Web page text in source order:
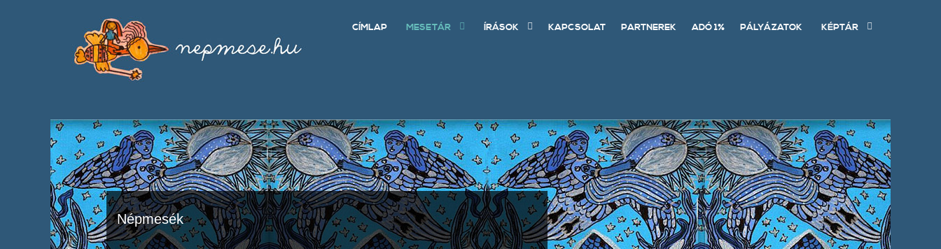
CÍMLAP MESETÁR ÍRÁSOK KAPCSOLAT PARTNEREK ADÓ 1% PÁLYÁZATOK KÉPTÁR
Népmesék